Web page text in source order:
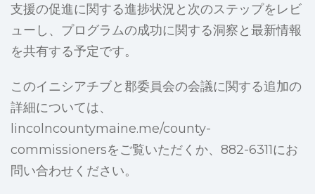
支援の促進に関する進捗状況と次のステップをレビ
ューし、プログラムの成功に関する洞察と最新情報
を共有する予定です。
このイニシアチブと郡委員会の会議に関する追加の
詳細については、
lincolncountymaine.me/county-
commissionersをご覧いただくか、882-6311にお
問い合わせください。